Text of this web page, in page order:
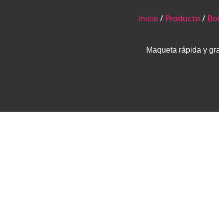
Inicio / Producto /
Maqueta rápida y